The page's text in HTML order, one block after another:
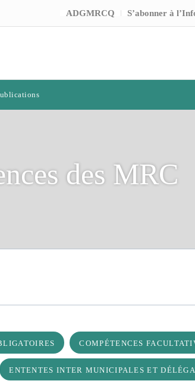
ADGMRCQ S’abonner à
des MRC
COMPÉTENCES
ENTENTES INTER MUNICIPALES ET